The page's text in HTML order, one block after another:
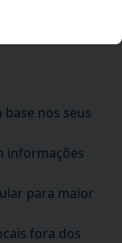
atenção de
nos seus
informações
para maior
fora dos